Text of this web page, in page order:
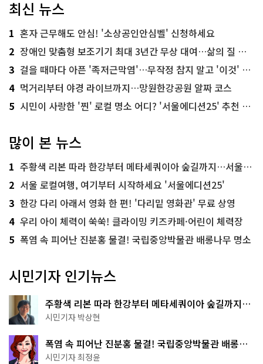
최신 뉴스
1 혼자 근무해도 안심! '소상공인안심벨' 신청하세요
2 장애인 맞춤형 보조기기 최대 3년간 무상 대여…삶의 질 높인다
3 걸을 때마다 아픈 '족저근막염'…무작정 참지 말고 '이것' 해보세요!
4 먹거리부터 야경 라이브까지…망원한강공원 알짜 코스
5 시민이 사랑한 '찐' 로컬 명소 어디? '서울에디션25' 추천 코스
많이 본 뉴스
1 주황색 리본 따라 한강부터 메타세쿼이아 숲길까지…서울둘레길 15코스
2 서울 로컬여행, 여기부터 시작하세요 '서울에디션25'
3 한강 다리 아래서 영화 한 편! '다리밑 영화관' 무료 상영
4 우리 아이 체력이 쑥쑥! 클라이밍 키즈카페·어린이 체력장
5 폭염 속 피어난 진분홍 물결! 국립중앙박물관 배롱나무 명소
시민기자 인기뉴스
주황색 리본 따라 한강부터 메타세쿼이아 숲길까지…
서울둘레길 15코스
시민기자 박상현
폭염 속 피어난 진분홍 물결! 국립중앙박물관 배롱나
무 명소
시민기자 최정윤